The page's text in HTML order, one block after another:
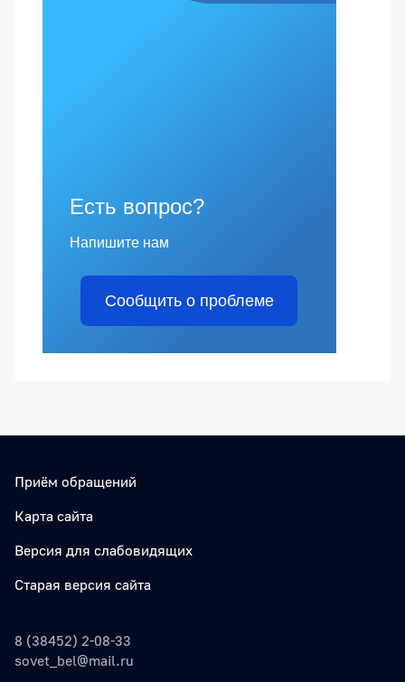
Есть вопрос?
Напишите нам
Сообщить о проблеме
Приём обращений
Карта сайта
Версия для слабовидящих
Старая версия сайта
8 (38452) 2-08-33
sovet_bel@mail.ru